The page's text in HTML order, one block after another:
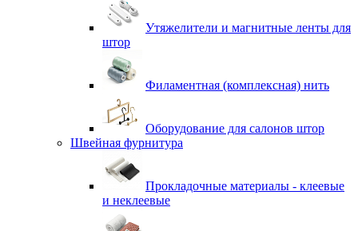
Утяжелители и магнитные ленты для
штор
Филаментная (комплексная) нить
Оборудование для салонов штор
Швейная фурнитура
Прокладочные материалы - клеевые
и неклеевые